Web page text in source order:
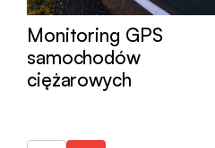
Monitoring GPS
samochodów
ciężarowych